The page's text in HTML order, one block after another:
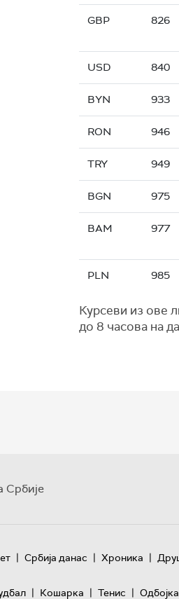
GBP 826
USD 840
BYN 933
RON 946
TRY 949
BGN 975
BAM 977
PLN 985
Курсеви из ове
до 8 часова на
Србије
| Србија данас | Хроника |
| Кошарка | Тенис | Одбојка